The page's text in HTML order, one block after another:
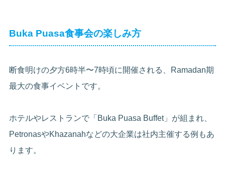
Buka Puasa食事会の楽しみ方
断食明けの夕方6時半〜7時頃に開催される、Ramadan期
最大の食事イベントです。
ホテルやレストランで「Buka Puasa Buffet」が組まれ、
PetronasやKhazanahなどの大企業は社内主催する例もあ
ります。